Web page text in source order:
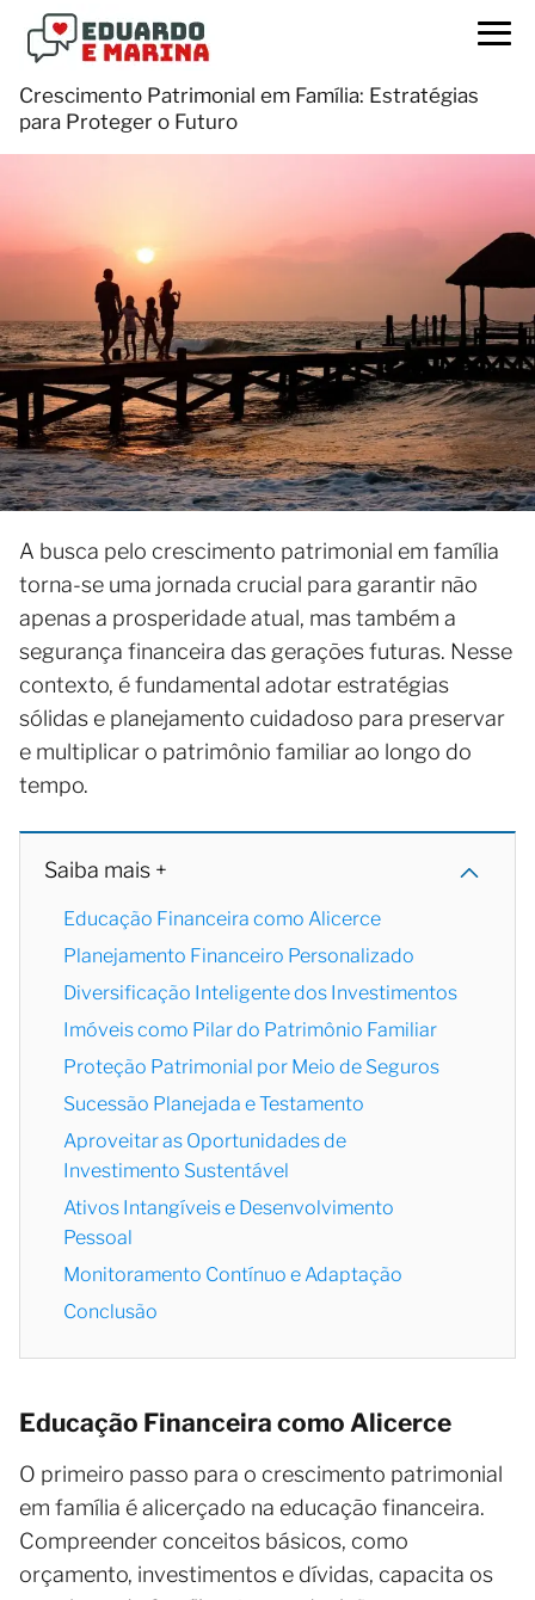
Crescimento Patrimonial em Família: Estratégias
para Proteger o Futuro
A busca pelo crescimento patrimonial em família
torna-se uma jornada crucial para garantir não
apenas a prosperidade atual, mas também a
segurança financeira das gerações futuras. Nesse
contexto, é fundamental adotar estratégias
sólidas e planejamento cuidadoso para preservar
e multiplicar o patrimônio familiar ao longo do
tempo.
Saiba mais +
Educação Financeira como Alicerce
Planejamento Financeiro Personalizado
Diversificação Inteligente dos Investimentos
Imóveis como Pilar do Patrimônio Familiar
Proteção Patrimonial por Meio de Seguros
Sucessão Planejada e Testamento
Aproveitar as Oportunidades de
Investimento Sustentável
Ativos Intangíveis e Desenvolvimento
Pessoal
Monitoramento Contínuo e Adaptação
Conclusão
Educação Financeira como Alicerce
O primeiro passo para o crescimento patrimonial
em família é alicerçado na educação financeira.
Compreender conceitos básicos, como
orçamento, investimentos e dívidas, capacita os